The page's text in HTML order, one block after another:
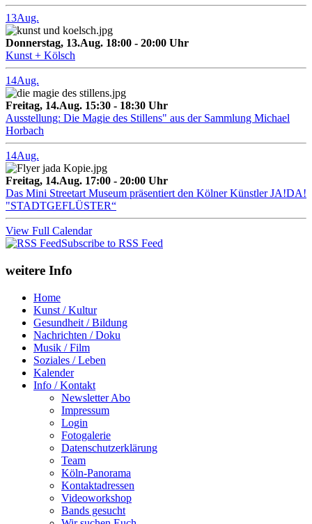
13Aug.
Donnerstag, 13.Aug. 18:00 - 20:00 Uhr
Kunst + Kölsch
14Aug.
Freitag, 14.Aug. 15:30 - 18:30 Uhr
Ausstellung: Die Magie des Stillens" aus der Sammlung Michael
Horbach
14Aug.
Freitag, 14.Aug. 17:00 - 20:00 Uhr
Das Mini Streetart Museum präsentiert den Kölner Künstler JA!DA!
"STADTGEFLÜSTER“
View Full Calendar
Subscribe to RSS Feed
weitere Info
Home
Kunst / Kultur
Gesundheit / Bildung
Nachrichten / Doku
Musik / Film
Soziales / Leben
Kalender
Info / Kontakt
Newsletter Abo
Impressum
Login
Fotogalerie
Datenschutzerklärung
Team
Köln-Panorama
Kontaktadressen
Videoworkshop
Bands gesucht